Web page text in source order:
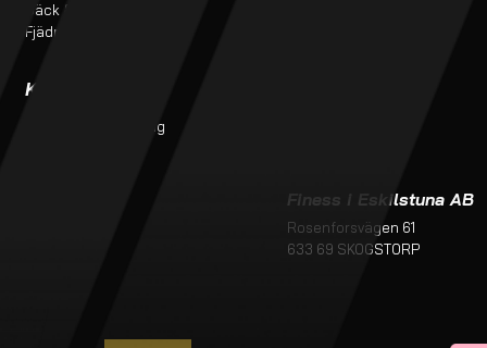
Däck & Fälg
Fjädring & service
Kundtjänst
Monteringsanvisning
Finess i Eskilstuna AB
Rosenforsvägen 61
633 69 SKOGSTORP